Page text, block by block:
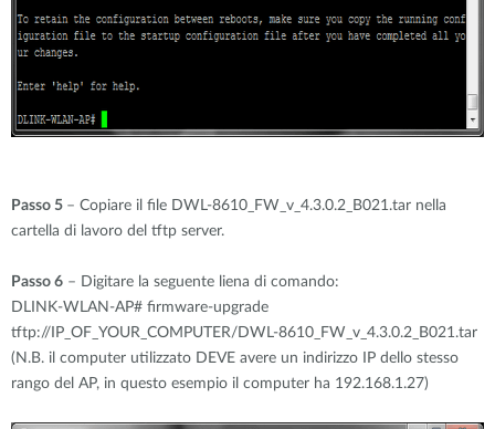
Passo 5 – Copiare il file DWL-8610_FW_v_4.3.0.2_B021.tar nella
cartella di lavoro del tftp server.
Passo 6 – Digitare la seguente liena di comando:
DLINK-WLAN-AP# firmware-upgrade
tftp://IP_OF_YOUR_COMPUTER/DWL-8610_FW_v_4.3.0.2_B021.tar
(N.B. il computer utilizzato DEVE avere un indirizzo IP dello stesso
rango del AP, in questo esempio il computer ha 192.168.1.27)